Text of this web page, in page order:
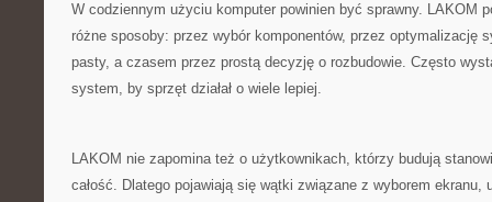
W codziennym użyciu komputer powinien być sprawny. LAKOM
różne sposoby: przez wybór komponentów, przez optymalizację
pasty, a czasem przez prostą decyzję o rozbudowie. Często
system, by sprzęt działał o wiele lepiej.
LAKOM nie zapomina też o użytkownikach, którzy budują
całość. Dlatego pojawiają się wątki związane z wyborem ekranu,